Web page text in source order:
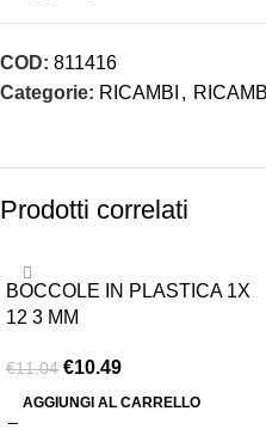
COD: 811416
Categorie: RICAMBI ,
Prodotti correlati
-5%
BOCCOLE IN PLASTICA 1X
12 3 MM
€11.04 €10.49
AGGIUNGI AL CARRELLO